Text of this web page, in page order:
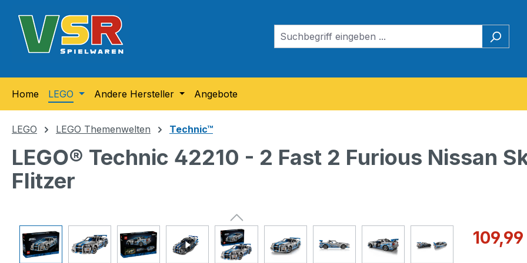
Hauptinhalt springen
Zur Suche springen
Zur Hauptnavigation springen
Home LEGO Andere Hersteller Angebote
LEGO LEGO Themenwelten Technic™
LEGO® Technic 42210 - 2 Fast 2 Furious Nissan
Flitzer
Bildergalerie überspringen